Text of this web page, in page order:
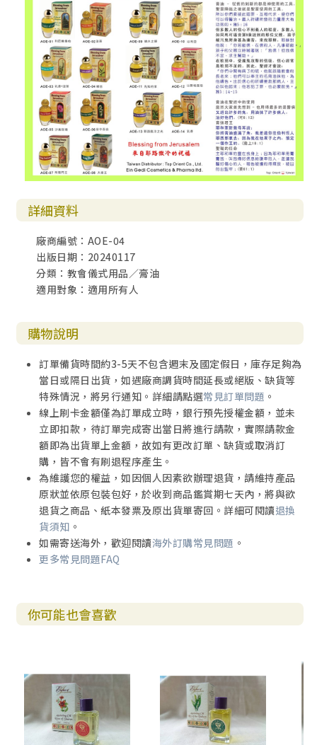
詳細資料
廠商編號：AOE-04
出版日期：20240117
分類：教會儀式用品／膏油
適用對象：適用所有人
購物說明
訂單備貨時間約3-5天不包含週末及國定假日，庫存足夠為
當日或隔日出貨，如遇廠商調貨時間延長或絕版、缺貨等
特殊情況，將另行通知。詳細請點選常見訂單問題 。
線上刷卡金額僅為訂單成立時，銀行預先授權金額，並未
立即扣款，待訂單完成寄出當日將進行請款，實際請款金
額即為出貨單上金額，故如有更改訂單、缺貨或取消訂
購，皆不會有刷退程序產生。
為維護您的權益，如因個人因素欲辦理退貨，請維持產品
原狀並依原包裝包好，於收到商品鑑賞期七天內，將與欲
退貨之商品、紙本發票及原出貨單寄回。詳細可閱讀退換
貨須知 。
如需寄送海外，歡迎閱讀海外訂購常見問題 。
更多常見問題FAQ
你可能也會喜歡